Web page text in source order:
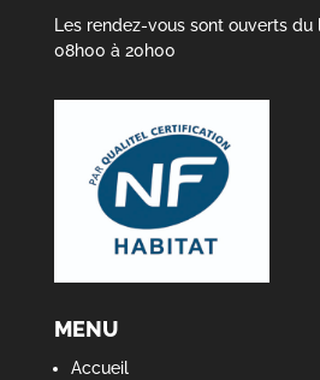
Les rendez-vous sont ouverts
08h00 à 20h00
MENU
Accueil